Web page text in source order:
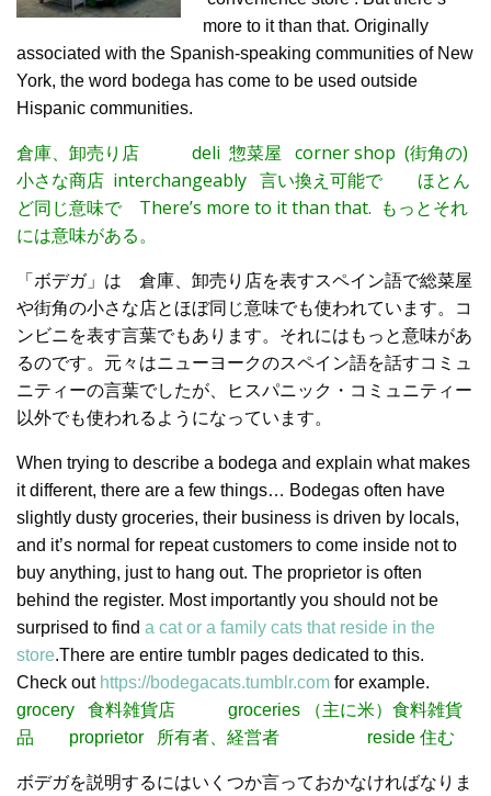
more to it than that. Originally
associated with the Spanish-speaking communities of New
York, the word bodega has come to be used outside
Hispanic communities.
倉庫、卸売り店 deli 惣菜屋 corner shop (街角の)
小さな商店 interchangeably 言い換え可能で ほとん
ど同じ意味で There’s more to it than that. もっとそれ
には意味がある。
「ボデガ」は 倉庫、卸売り店を表すスペイン語で総菜屋
や街角の小さな店とほぼ同じ意味でも使われています。コ
ンビニを表す言葉でもあります。それにはもっと意味があ
るのです。元々はニューヨークのスペイン語を話すコミュ
ニティーの言葉でしたが、ヒスパニック・コミュニティー
以外でも使われるようになっています。
When trying to describe a bodega and explain what makes
it different, there are a few things… Bodegas often have
slightly dusty groceries, their business is driven by locals,
and it’s normal for repeat customers to come inside not to
buy anything, just to hang out. The proprietor is often
behind the register. Most importantly you should not be
surprised to find a cat or a family cats that reside in the
store.There are entire tumblr pages dedicated to this.
Check out https://bodegacats.tumblr.com for example.
grocery 食料雑貨店 groceries （主に米）食料雑貨
品 proprietor 所有者、経営者 reside 住む
ボデガを説明するにはいくつか言っておかなければなりま